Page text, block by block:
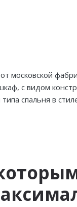
московской
с видом
спальня в